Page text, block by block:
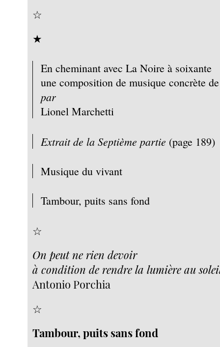
☆
★
En cheminant avec La Noire à soixante
une composition de musique concrète
par
Lionel Marchetti
Extrait de la Septième partie (page 189)
Musique du vivant
Tambour, puits sans fond
☆
On peut ne rien devoir
à condition de rendre la lumière au
Antonio Porchia
☆
Tambour, puits sans fond